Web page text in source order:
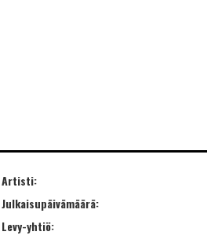
Artisti:
Julkaisupäivämäärä:
Levy-yhtiö: